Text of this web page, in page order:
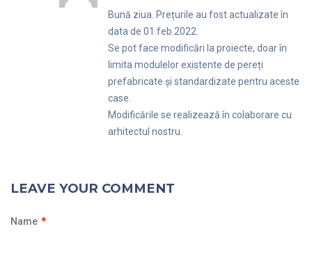
Bună ziua. Prețurile au fost actualizate în
data de 01.feb.2022.
Se pot face modificări la proiecte, doar în
limita modulelor existente de pereți
prefabricate și standardizate pentru aceste
case.
Modificările se realizează în colaborare cu
arhitectul nostru.
LEAVE YOUR COMMENT
Name *